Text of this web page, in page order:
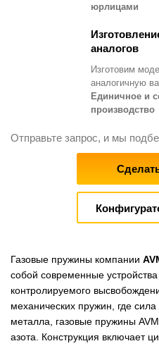
юрлицами
аналогов
Изготовим
аналогичную
Единичное и
производство
Отправьте запрос, и мы
Газовые пружины компании
собой современные
контролируемого
механических пружин, где сила
металла, газовые пружины
азота. Конструкция включает